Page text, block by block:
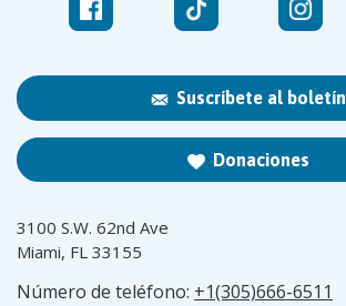
Suscríbete al boletín
Donaciones
3100 S.W. 62nd Ave
Miami, FL 33155
Número de teléfono: +1(305)666-6511